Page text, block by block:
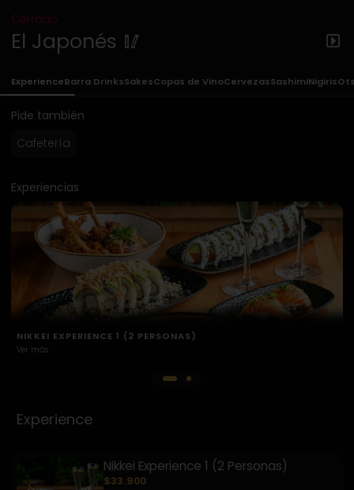
Cerrado
El Japonés 🥢
ExperienceBarra DrinksSakesCopas de VinoCervezasSashimiNigiris
Pide también
Cafetería
Experiencias
NIKKEI EXPERIENCE 2 (2 PERSONAS)
Ver más
Experience
Nikkei Experience 1 (2 Personas)
$33.900